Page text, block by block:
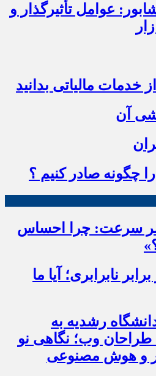
میلگرد ۱۴ نیشابور: عوامل تأثیرگذار و
خدمات مالیاتی بدانید
آن
چگونه صادر کنیم ؟
سرعت: چرا احساس
نابرابری؛ آیا ما
رشدیه به
وب؛ نگاهی نو
و هوش مصنوعی